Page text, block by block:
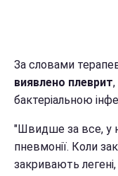
За словами
виявлено плеврит
бактеріальною
"Швидше за все, у
пневмонії. Коли
закривають